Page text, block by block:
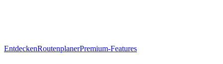
EntdeckenRoutenplanerPremium-Features